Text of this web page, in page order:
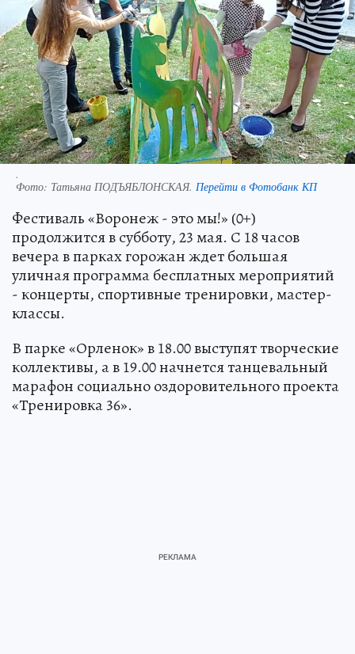
.
Фото: Татьяна ПОДЪЯБЛОНСКАЯ. Перейти в Фотобанк КП
Фестиваль «Воронеж - это мы!» (0+)
продолжится в субботу, 23 мая. С 18 часов
вечера в парках горожан ждет большая
уличная программа бесплатных мероприятий
- концерты, спортивные тренировки, мастер-
классы.
В парке «Орленок» в 18.00 выступят творческие
коллективы, а в 19.00 начнется танцевальный
марафон социально оздоровительного проекта
«Тренировка 36».